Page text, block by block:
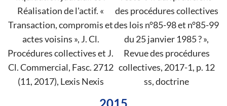
Réalisation de l'actif. «
Transaction, compromis et
actes voisins », J. Cl.
Procédures collectives et J.
Cl. Commercial, Fasc. 2712
(11, 2017), Lexis Nexis
des procédures collectives
des lois n°85-98 et n°85-99
du 25 janvier 1985 ? »,
Revue des procédures
collectives, 2017-1, p. 12
ss, doctrine